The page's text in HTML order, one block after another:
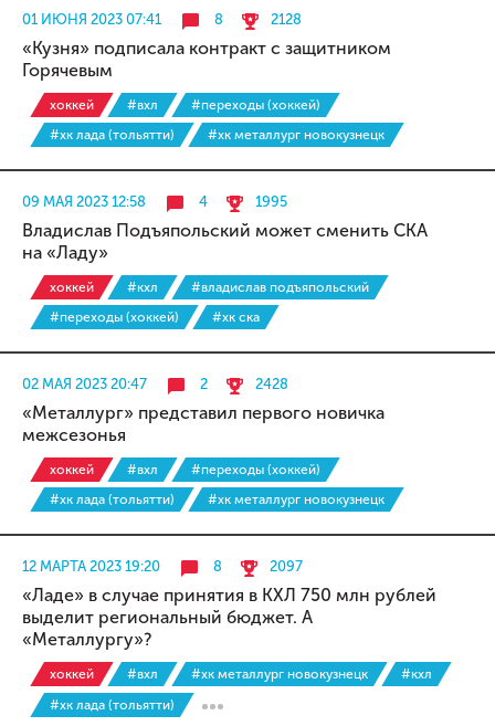
01 ИЮНЯ 2023 07:41 8 2128
«Кузня» подписала контракт с защитником
Горячевым
хоккей #вхл
#переходы (хоккей)
#хк лада (тольятти)
#хк металлург новокузнецк
09 МАЯ 2023 12:58 4 1995
Владислав Подъяпольский может сменить СКА
на «Ладу»
хоккей #кхл
#владислав подъяпольский
#переходы (хоккей)
#хк ска
02 МАЯ 2023 20:47 2 2428
«Металлург» представил первого новичка
межсезонья
хоккей #вхл
#переходы (хоккей)
#хк лада (тольятти)
#хк металлург новокузнецк
12 МАРТА 2023 19:20 8 2097
«Ладе» в случае принятия в КХЛ 750 млн рублей
выделит региональный бюджет. А
«Металлургу»?
хоккей #вхл #хк металлург новокузнецк
#кхл
#хк лада (тольятти)